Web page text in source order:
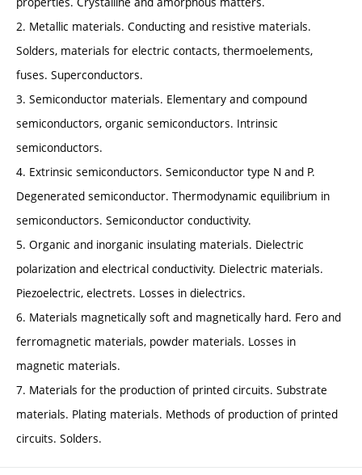
2. Metallic materials. Conducting and resistive materials.
Solders, materials for electric contacts, thermoelements,
fuses. Superconductors.
3. Semiconductor materials. Elementary and compound
semiconductors, organic semiconductors. Intrinsic
semiconductors.
4. Extrinsic semiconductors. Semiconductor type N and P.
Degenerated semiconductor. Thermodynamic equilibrium in
semiconductors. Semiconductor conductivity.
5. Organic and inorganic insulating materials. Dielectric
polarization and electrical conductivity. Dielectric materials.
Piezoelectric, electrets. Losses in dielectrics.
6. Materials magnetically soft and magnetically hard. Fero and
ferromagnetic materials, powder materials. Losses in
magnetic materials.
7. Materials for the production of printed circuits. Substrate
materials. Plating materials. Methods of production of printed
circuits. Solders.